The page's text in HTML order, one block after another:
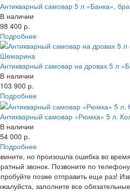
Антикварный самовар 5 л «Банка»,
В наличии
98 400 р.
Подробнее
Антикварный самовар на дровах 5 л
В наличии
103 900 р.
Подробнее
Антикварный самовар «Рюмка» 5 л.
В наличии
54 000 р.
Подробнее
но произошла ошибка во
звонок. Позвоните по телефону
позже отправить еще раз!
заполните все